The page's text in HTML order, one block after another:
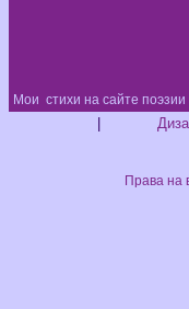
Мои стихи на сайте поэзии
Права на